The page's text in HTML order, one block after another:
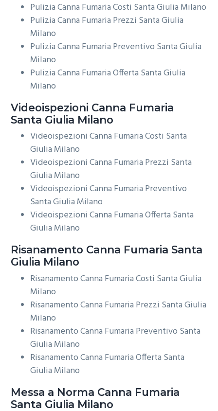
Pulizia Canna Fumaria Costi Santa Giulia Milano
Pulizia Canna Fumaria Prezzi Santa Giulia
Milano
Pulizia Canna Fumaria Preventivo Santa Giulia
Milano
Pulizia Canna Fumaria Offerta Santa Giulia
Milano
Videoispezioni Canna Fumaria
Santa Giulia Milano
Videoispezioni Canna Fumaria Costi Santa
Giulia Milano
Videoispezioni Canna Fumaria Prezzi Santa
Giulia Milano
Videoispezioni Canna Fumaria Preventivo
Santa Giulia Milano
Videoispezioni Canna Fumaria Offerta Santa
Giulia Milano
Risanamento Canna Fumaria Santa
Giulia Milano
Risanamento Canna Fumaria Costi Santa Giulia
Milano
Risanamento Canna Fumaria Prezzi Santa Giulia
Milano
Risanamento Canna Fumaria Preventivo Santa
Giulia Milano
Risanamento Canna Fumaria Offerta Santa
Giulia Milano
Messa a Norma Canna Fumaria
Santa Giulia Milano